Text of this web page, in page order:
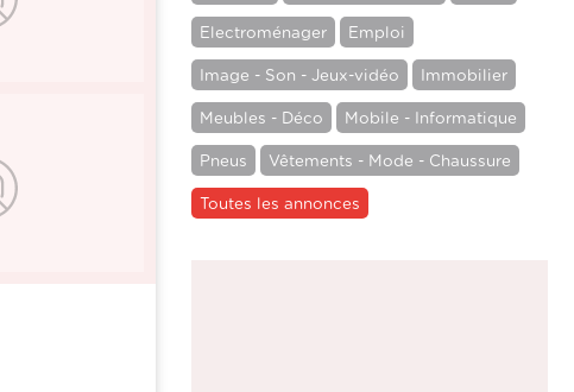
Electroménager Emploi
Image - Son - Jeux-vidéo Immobilier
Meubles - Déco Mobile - Informatique
Pneus Vêtements - Mode - Chaussure
Toutes les annonces